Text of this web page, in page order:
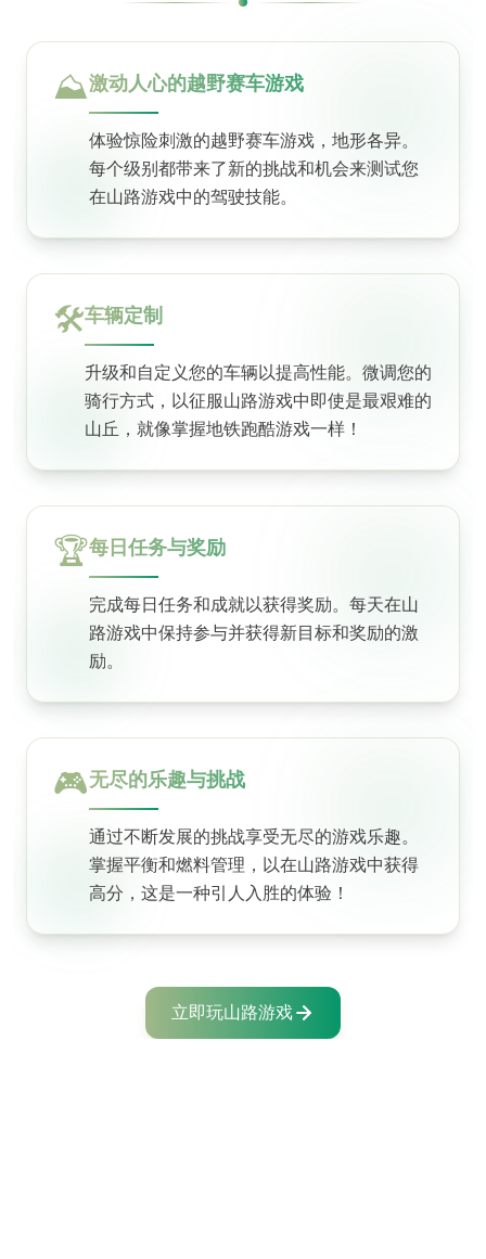
⛰️激动人心的越野赛车游戏
体验惊险刺激的越野赛车游戏，地形各异。
每个级别都带来了新的挑战和机会来测试您
在山路游戏中的驾驶技能。
🛠️车辆定制
升级和自定义您的车辆以提高性能。微调您的
骑行方式，以征服山路游戏中即使是最艰难的
山丘，就像掌握地铁跑酷游戏一样！
🏆每日任务与奖励
完成每日任务和成就以获得奖励。每天在山
路游戏中保持参与并获得新目标和奖励的激
励。
🎮无尽的乐趣与挑战
通过不断发展的挑战享受无尽的游戏乐趣。
掌握平衡和燃料管理，以在山路游戏中获得
高分，这是一种引人入胜的体验！
立即玩山路游戏